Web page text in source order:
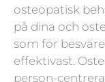
osteopatisk
på dina och
som för
effektivast.
person-